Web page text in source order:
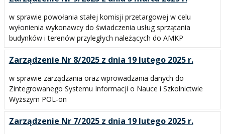
w sprawie powołania stałej komisji przetargowej w celu
wyłonienia wykonawcy do świadczenia usług sprzątania
budynków i terenów przyległych należących do AMKP
Zarządzenie Nr 8/2025 z dnia 19 lutego 2025 r.
w sprawie zarządzania oraz wprowadzania danych do
Zintegrowanego Systemu Informacji o Nauce i Szkolnictwie
Wyższym POL-on
Zarządzenie Nr 7/2025 z dnia 19 lutego 2025 r.